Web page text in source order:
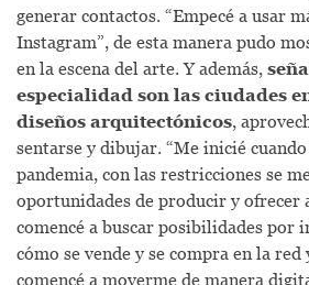
generar contactos. “Empecé a usar
Instagram”, de esta manera pudo
en la escena del arte. Y además,
especialidad son las ciudades
diseños arquitectónicos,
sentarse y dibujar. “Me inicié
pandemia, con las restricciones se
oportunidades de producir y ofrecer
comencé a buscar posibilidades por
cómo se vende y se compra en la red
comencé a moverme de manera